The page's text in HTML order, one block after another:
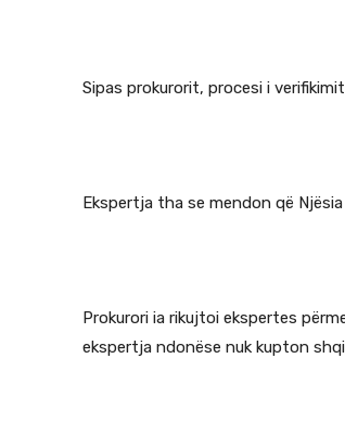
Sipas prokurorit, procesi i
Ekspertja tha se mendon që
Prokurori ia rikujtoi ekspertes
ekspertja ndonëse nuk kupton